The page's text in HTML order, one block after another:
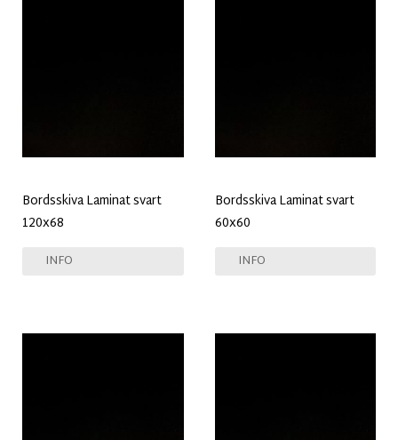
Bordsskiva Laminat svart
120x68
INFO
Bordsskiva Laminat svart
60x60
INFO